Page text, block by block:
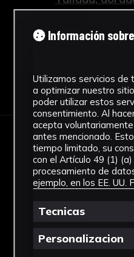
Información
Utilizamos servicios de
a optimizar nuestro
poder utilizar estos
consentimiento. Al
acepta
antes mencionado.
tiempo limitado, su
con el Artículo 49 (1)
procesamiento de
ejemplo, en los EE. UU.
Tecnicas
Personalizacion